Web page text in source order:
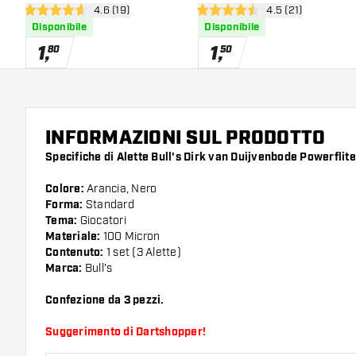
Aubergenius Brass Std.
apri pannello recensioni
4.6 stelle di valutazione
4.6 (19)
Disponibile
1,80
apri pannello
4.5 stelle di valutazione
4.5 (21)
Disponibile
1,50
INFORMAZIONI SUL PRODOTTO
Specifiche di Alette Bull's Dirk van Duijvenbode
Colore: Arancia, Nero
Forma: Standard
Tema: Giocatori
Materiale: 100 Micron
Contenuto: 1 set (3 Alette)
Marca: Bull's
Confezione da 3 pezzi.
Suggerimento di Dartshopper!